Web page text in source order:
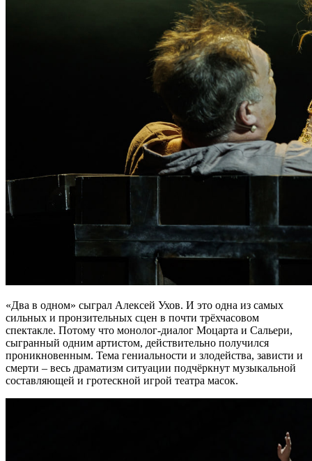
«Два в одном» сыграл Алексей Ухов. И это одна из самых
сильных и пронзительных сцен в почти трёхчасовом
спектакле. Потому что монолог-диалог Моцарта и Сальери,
сыгранный одним артистом, действительно получился
проникновенным. Тема гениальности и злодейства, зависти и
смерти – весь драматизм ситуации подчёркнут музыкальной
составляющей и гротескной игрой театра масок.